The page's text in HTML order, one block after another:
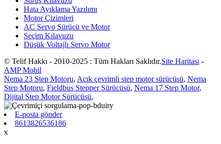
Hata Ayıklama Yazılımı
Motor Çizimleri
AC Servo Sürücü ve Motor
Seçim Kılavuzu
Düşük Voltajlı Servo Motor
© Telif Hakkı - 2010-2025 : Tüm Hakları Saklıdır.Site Haritası -
AMP Mobil
Nema 23 Step Motoru, Açık çevrimli step motor sürücüsü, Nema
Step Motoru, Fieldbus Stepper Sürücüsü, Nema 17 Step Motor,
Dijital Step Motor Sürücüsü,
E-posta gönder
8613826536186
x